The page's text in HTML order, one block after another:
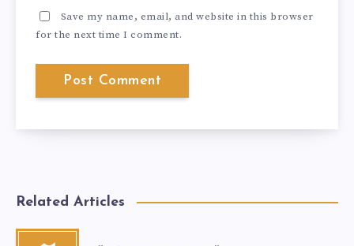
Save my name, email, and website in this browser
for the next time I comment.
Related Articles